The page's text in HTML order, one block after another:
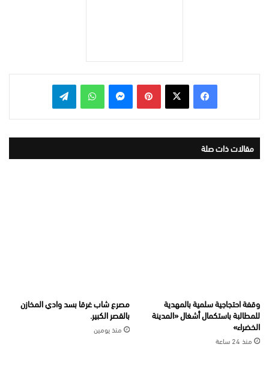
بينتيريست واتساب
مقالات ذات صلة
وقفة احتجاجية سلمية بالمهدية
للمطالبة باستكمال أشغال «المدينة
الخضراء»
منذ 24 ساعة
مصرع شاب غرقا بسد وادي المخازن
بالقصر الكبير.
منذ يومين